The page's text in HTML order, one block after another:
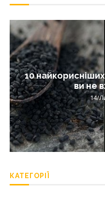
10 найкорисніших
ви не
14/
КАТЕГОРІЇ